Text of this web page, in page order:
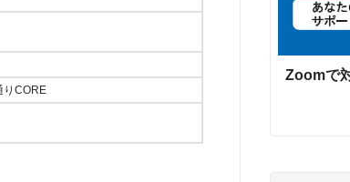
りCORE
Zoomで